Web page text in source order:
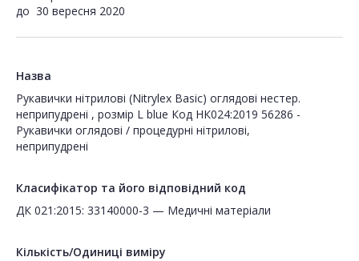
до 30 вересня 2020
Назва
Рукавички нітрилові (Nitrylex Basic) оглядові нестер.
неприпудрені , розмір L blue Код НК024:2019 56286 -
Рукавички оглядові / процедурні нітрилові,
неприпудрені
Класифікатор та його відповідний код
ДК 021:2015: 33140000-3 — Медичні матеріали
Кількість/Одиниці виміру